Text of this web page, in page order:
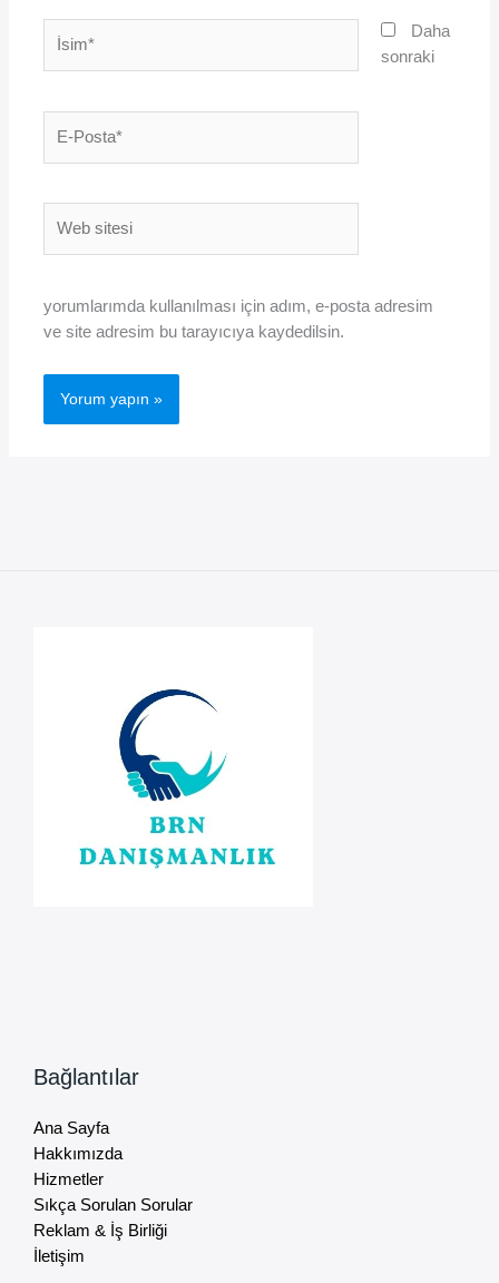
Posta*
sitesi
Daha
sonraki
yorumlarımda kullanılması için adım, e-posta adresim
ve site adresim bu tarayıcıya kaydedilsin.
Bağlantılar
Ana Sayfa
Hakkımızda
Hizmetler
Sıkça Sorulan Sorular
Reklam & İş Birliği
İletişim